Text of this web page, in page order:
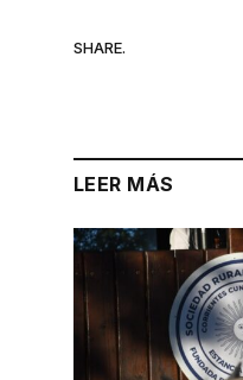
SHARE.
LEER MÁS